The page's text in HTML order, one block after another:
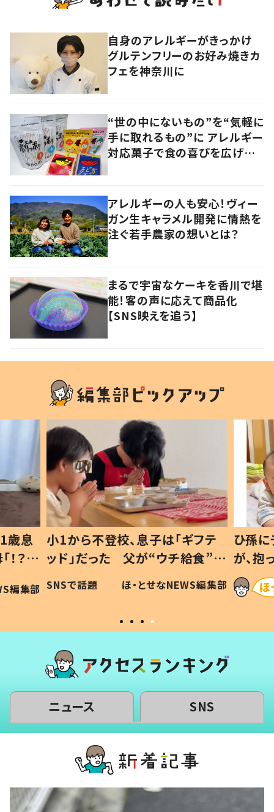
自身のアレルギーがきっかけ
グルテンフリーのお好み焼きカ
フェを神奈川に
“世の中にないもの”を“気軽に
手に取れるもの”に アレルギー
対応菓子で食の喜びを広げる
アレルギーの人も安心！ヴィー
ガン生キャラメル開発に情熱を
注ぐ若手農家の想いとは？
まるで宇宙なケーキを香川で堪
能！客の声に応えて商品化
【SNS映えを追う】
「ギフテ
チ給食”を
NEWS編集部
ひ孫にデレデレな80歳じいじ
が、抱っこすると…ひ孫の反応に
「涙が出ました」「可愛くて仕方な
い」
ほ・とせなNEWS編集部
ニュース SNS